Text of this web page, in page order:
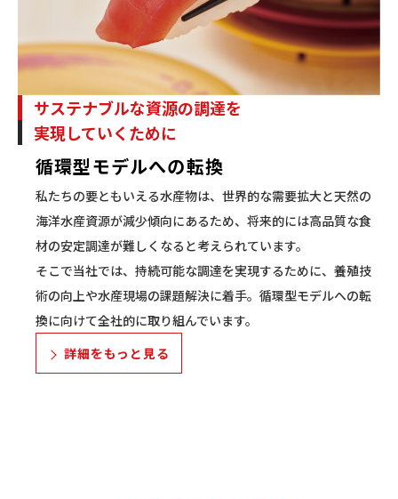
サステナブルな資源の調達を
実現していくために
循環型モデルへの転換
私たちの要ともいえる水産物は、世界的な需要拡大と天然の
海洋水産資源が減少傾向にあるため、将来的には高品質な食
材の安定調達が難しくなると考えられています。
そこで当社では、持続可能な調達を実現するために、養殖技
術の向上や水産現場の課題解決に着手。循環型モデルへの転
換に向けて全社的に取り組んでいます。
詳細をもっと見る